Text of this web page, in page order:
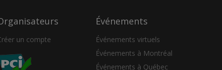
un compte
Événements
Événements virtuels
Événements à Montréal
Événements à Québec